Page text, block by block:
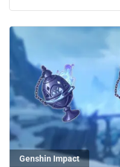
Genshin Impact